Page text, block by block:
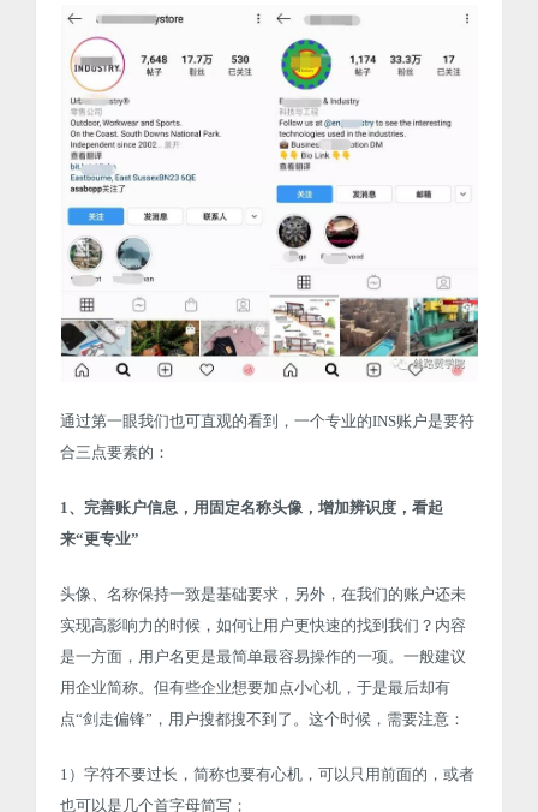
通过第一眼我们也可直观的看到，一个专业的INS账户是要符
合三点要素的：
1、完善账户信息，用固定名称头像，增加辨识度，看起
来“更专业”
头像、名称保持一致是基础要求，另外，在我们的账户还未
实现高影响力的时候，如何让用户更快速的找到我们？内容
是一方面，用户名更是最简单最容易操作的一项。一般建议
用企业简称。但有些企业想要加点小心机，于是最后却有
点“剑走偏锋”，用户搜都搜不到了。这个时候，需要注意：
1）字符不要过长，简称也要有心机，可以只用前面的，或者
也可以是几个首字母简写；